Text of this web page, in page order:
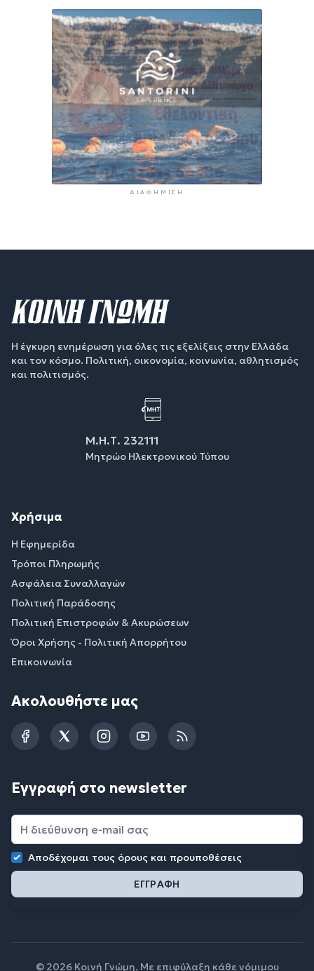
ΔΙΑΦΉΜΙΣΗ
Η έγκυρη ενημέρωση για όλες τις εξελίξεις στην Ελλάδα
και τον κόσμο. Πολιτική, οικονομία, κοινωνία, αθλητισμός
και πολιτισμός.
Μ.Η.Τ. 232111
Μητρώο Ηλεκτρονικού Τύπου
Χρήσιμα
Η Εφημερίδα
Τρόποι Πληρωμής
Ασφάλεια Συναλλαγών
Πολιτική Παράδοσης
Πολιτική Επιστροφών & Ακυρώσεων
Όροι Χρήσης - Πολιτική Απορρήτου
Επικοινωνία
Ακολουθήστε μας
FacebookTwitterInstagramYouTubeRSS
Εγγραφή στο newsletter
Αποδέχομαι τους όρους και προυποθέσεις
© 2026 Κοινή Γνώμη. Με επιφύλαξη κάθε νόμιμου